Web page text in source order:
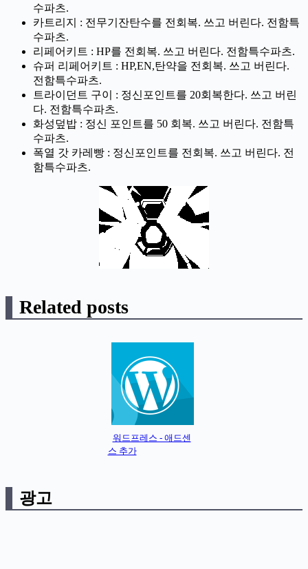
수파츠.
카트리지 : 전무기잔탄수를 전회복. 쓰고 버린다. 전함특
수파츠.
리페어키트 : HP를 전회복. 쓰고 버린다. 전함특수파츠.
슈퍼 리페어키트 : HP,EN,탄약을 전회복. 쓰고 버린다.
전함특수파츠.
트라이던트 구이 : 정신포인트를 20회복한다. 쓰고 버린
다. 전함특수파츠.
화성덮밥 : 정신 포인트를 50 회복. 쓰고 버린다. 전함특
수파츠.
폭열 갓 카레빵 : 정신포인트를 전회복. 쓰고 버린다. 전
함특수파츠.
Related posts
워드프레스 - 애드센
스 추가
광고